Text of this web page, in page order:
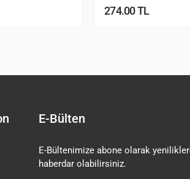
274.00 TL
E-Bülten
E-Bültenimize abone olarak
haberdar olabilirsiniz.